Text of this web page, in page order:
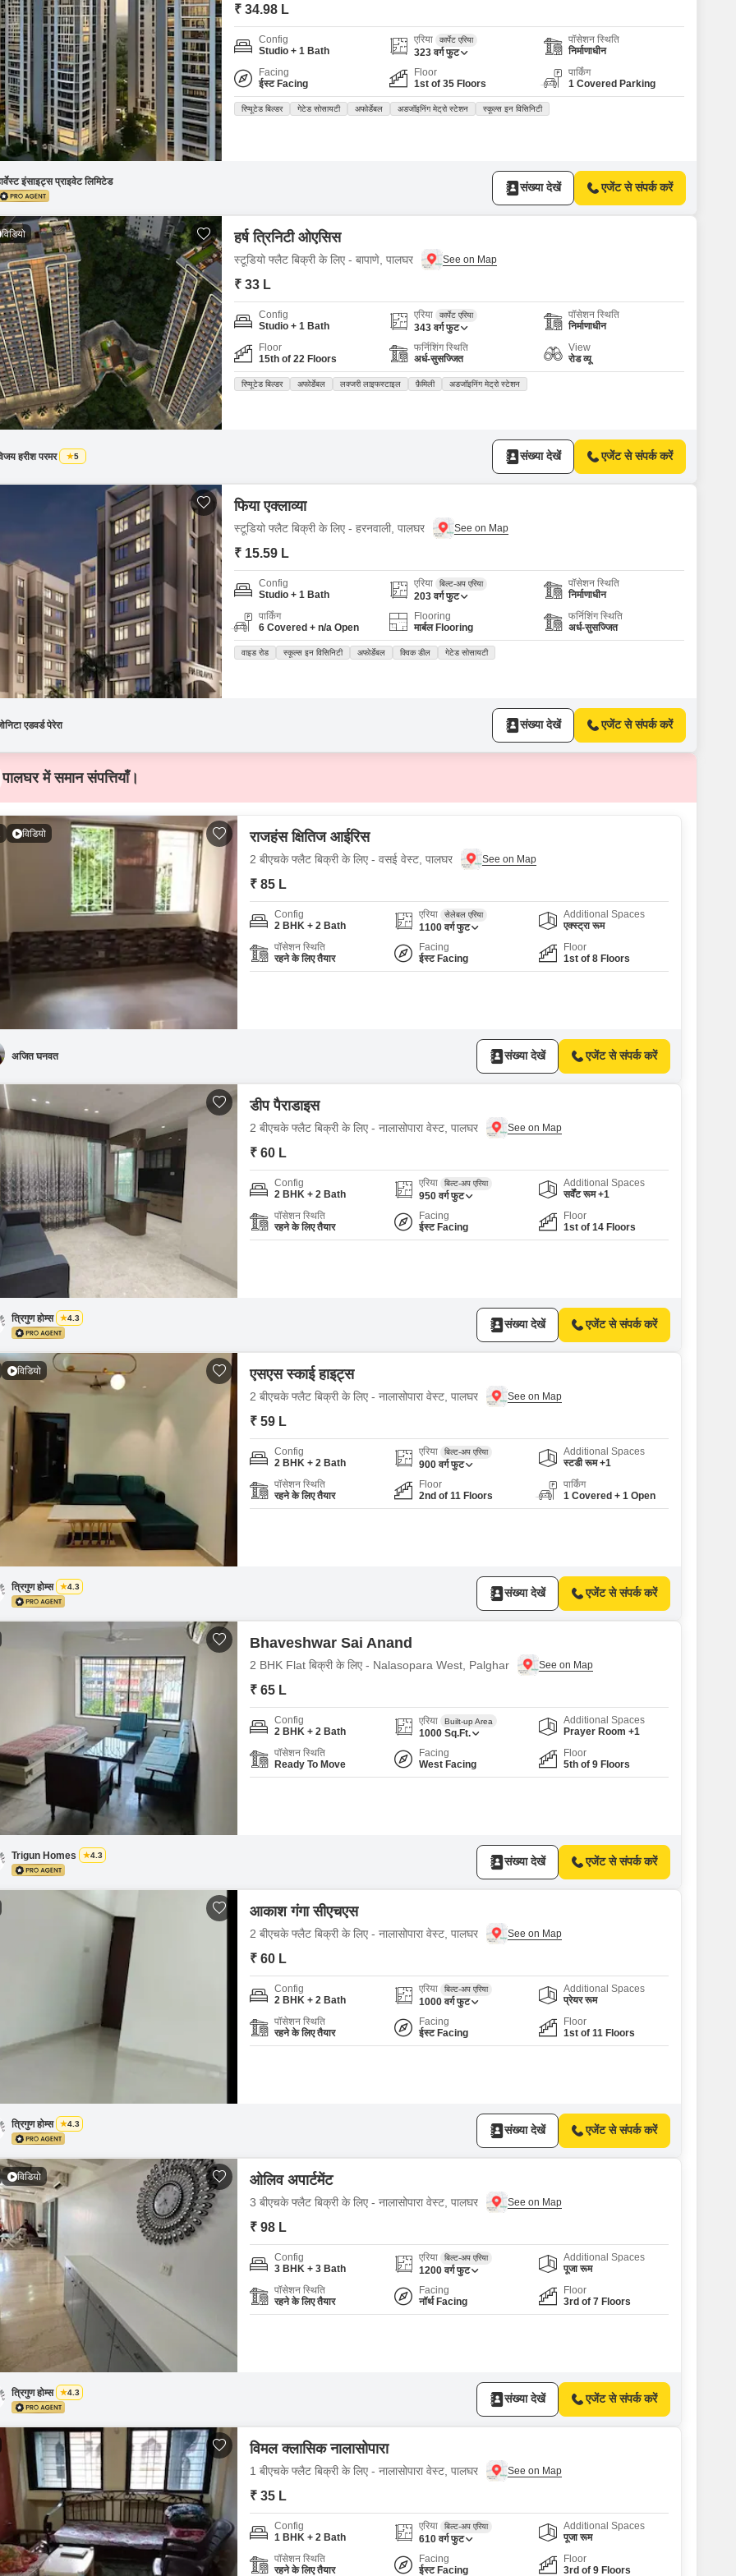
False Ceiling Design
TV Unit Design
Wall Paint Design
Wall Design
Window Design
Tiles Design
Kitchen Tiles Design
Kitchen False Ceiling Design
Staircase Design
Door Design
Crockery Unit Design
Study Room Design
Mortgage Partnerships
SuperAgent Pro
₹ 34.98 L
Config
Studio + 1 Bath
एरिया कार्पेट एरिया
323 वर्ग फुट
पॉसेशन स्थिति
निर्माणाधीन
Facing
ईस्ट Facing
Floor
1st of 35 Floors
पार्किंग
1 Covered Parking
रिप्यूटेड बिल्डर गेटेड सोसायटी अफोर्डेबल अडजॉइनिंग मेट्रो स्टेशन स्कूल्स इन विसिनिटी
इंसाइट्स प्राइवेट लिमिटेड संख्या देखें एजेंट से संपर्क करें
विडियो हर्ष त्रिनिटी ओएसिस
स्टूडियो फ्लैट बिक्री के लिए - बापाणे, पालघर
₹ 33 L
Config
Studio + 1 Bath
एरिया कार्पेट एरिया
343 वर्ग फुट
पॉसेशन स्थिति
निर्माणाधीन
Floor
15th of 22 Floors
फर्निशिंग स्थिति
अर्ध-सुसज्जित
View
रोड व्यू
रिप्यूटेड बिल्डर अफोर्डेबल लक्जरी लाइफस्टाइल फ़ैमिली अडजॉइनिंग मेट्रो स्टेशन
हरीश परमर 5 संख्या देखें एजेंट से संपर्क करें
फिया एक्लाव्या
स्टूडियो फ्लैट बिक्री के लिए - हरनवाली, पालघर
₹ 15.59 L
Config
Studio + 1 Bath
एरिया बिल्ट-अप एरिया
203 वर्ग फुट
पॉसेशन स्थिति
निर्माणाधीन
पार्किंग
6 Covered + n/a Open
Flooring
मार्बल Flooring
फर्निशिंग स्थिति
अर्ध-सुसज्जित
वाइड रोड स्कूल्स इन विसिनिटी अफोर्डेबल क्विक डील गेटेड सोसायटी
एडवर्ड पेरेरा संख्या देखें एजेंट से संपर्क करें
पालघर में समान संपत्तियाँ।
विडियो राजहंस क्षितिज आईरिस
2 बीएचके फ्लैट बिक्री के लिए - वसई वेस्ट, पालघर
₹ 85 L
Config
2 BHK + 2 Bath
एरिया सेलेबल एरिया
1100 वर्ग फुट
Additional Spaces
एक्स्ट्रा रूम
पॉसेशन स्थिति
रहने के लिए तैयार
Facing
ईस्ट Facing
Floor
1st of 8 Floors
अजित घनवत संख्या देखें एजेंट से संपर्क करें
डीप पैराडाइस
2 बीएचके फ्लैट बिक्री के लिए - नालासोपारा वेस्ट, पालघर
₹ 60 L
Config
2 BHK + 2 Bath
एरिया बिल्ट-अप एरिया
950 वर्ग फुट
Additional Spaces
सर्वेंट रूम +1
पॉसेशन स्थिति
रहने के लिए तैयार
Facing
ईस्ट Facing
Floor
1st of 14 Floors
त्रिगुण होम्स 4.3 संख्या देखें एजेंट से संपर्क करें
विडियो एसएस स्काई हाइट्स
2 बीएचके फ्लैट बिक्री के लिए - नालासोपारा वेस्ट, पालघर
₹ 59 L
Config
2 BHK + 2 Bath
एरिया बिल्ट-अप एरिया
900 वर्ग फुट
Additional Spaces
स्टडी रूम +1
पॉसेशन स्थिति
रहने के लिए तैयार
Floor
2nd of 11 Floors
पार्किंग
1 Covered + 1 Open
त्रिगुण होम्स 4.3 संख्या देखें एजेंट से संपर्क करें
Bhaveshwar Sai Anand
2 BHK Flat बिक्री के लिए - Nalasopara West, Palghar
₹ 65 L
Config
2 BHK + 2 Bath
एरिया Built-up Area
1000 Sq.Ft.
Additional Spaces
Prayer Room +1
पॉसेशन स्थिति
Ready To Move
Facing
West Facing
Floor
5th of 9 Floors
Trigun Homes 4.3 संख्या देखें एजेंट से संपर्क करें
आकाश गंगा सीएचएस
2 बीएचके फ्लैट बिक्री के लिए - नालासोपारा वेस्ट, पालघर
₹ 60 L
Config
2 BHK + 2 Bath
एरिया बिल्ट-अप एरिया
1000 वर्ग फुट
Additional Spaces
प्रेयर रूम
पॉसेशन स्थिति
रहने के लिए तैयार
Facing
ईस्ट Facing
Floor
1st of 11 Floors
त्रिगुण होम्स 4.3 संख्या देखें एजेंट से संपर्क करें
विडियो ओलिव अपार्टमेंट
3 बीएचके फ्लैट बिक्री के लिए - नालासोपारा वेस्ट, पालघर
₹ 98 L
Config
3 BHK + 3 Bath
एरिया बिल्ट-अप एरिया
1200 वर्ग फुट
Additional Spaces
पूजा रूम
पॉसेशन स्थिति
रहने के लिए तैयार
Facing
नॉर्थ Facing
Floor
3rd of 7 Floors
त्रिगुण होम्स 4.3 संख्या देखें एजेंट से संपर्क करें
विमल क्लासिक नालासोपारा
1 बीएचके फ्लैट बिक्री के लिए - नालासोपारा वेस्ट, पालघर
₹ 35 L
Config
1 BHK + 2 Bath
एरिया बिल्ट-अप एरिया
610 वर्ग फुट
Additional Spaces
पूजा रूम
पॉसेशन स्थिति
रहने के लिए तैयार
Facing
ईस्ट Facing
Floor
3rd of 9 Floors